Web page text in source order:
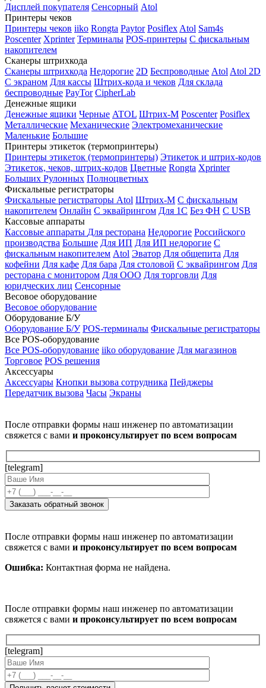
Дисплей покупателя Сенсорный Atol
Принтеры чеков
Принтеры чеков iiko Rongta Paytor Posiflex Atol Sam4s
Poscenter Xprinter Терминалы POS-принтеры С фискальным
накопителем
Сканеры штрихкода
Сканеры штрихкода Недорогие 2D Беспроводные Atol Atol 2D
С экраном Для кассы Штрих-кода и чеков Для склада
беспроводные PayTor CipherLab
Денежные ящики
Денежные ящики Черные ATOL Штрих-М Poscenter Posiflex
Металлические Механические Электромеханические
Маленькие Большие
Принтеры этикеток (термопринтеры)
Принтеры этикеток (термопринтеры) Этикеток и штрих-кодов
Этикеток, чеков, штрих-кодов Цветные Rongta Xprinter
Больших Рулонных Полноцветных
Фискальные регистраторы
Фискальные регистраторы Atol Штрих-М С фискальным
накопителем Онлайн С эквайрингом Для 1С Без ФН С USB
Кассовые аппараты
Кассовые аппараты Для ресторана Недорогие Российского
производства Большие Для ИП Для ИП недорогие С
фискальным накопителем Atol Эватор Для общепита Для
кофейни Для кафе Для бара Для столовой С эквайрингом Для
ресторана с монитором Для ООО Для торговли Для
юридческих лиц Сенсорные
Весовое оборудование
Весовое оборудование
Оборудование Б/У
Оборудование Б/У POS-терминалы Фискальные регистраторы
Все POS-оборудование
Все POS-оборудование iiko оборудование Для магазинов
Торговое POS решения
Аксессуары
Аксессуары Кнопки вызова сотрудника Пейджеры
Передатчик вызова Часы Экраны
После отправки формы наш инженер по автоматизации
свяжется с вами и проконсультирует по всем вопросам
[telegram]
После отправки формы наш инженер по автоматизации
свяжется с вами и проконсультирует по всем вопросам
Ошибка: Контактная форма не найдена.
После отправки формы наш инженер по автоматизации
свяжется с вами и проконсультирует по всем вопросам
[telegram]